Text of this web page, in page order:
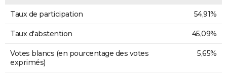
Taux de participation 54,91%
Taux d'abstention 45,09%
Votes blancs (en pourcentage des votes
exprimés)
5,65%